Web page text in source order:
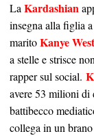
LaKardashian
insegna alla figlia
maritoKanye West
a stelle e strisce
rapper sul social.
avere 53 milioni di
battibecco
collega in un